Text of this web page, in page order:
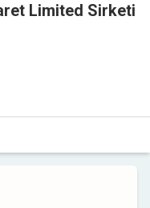
Limited Sirketi